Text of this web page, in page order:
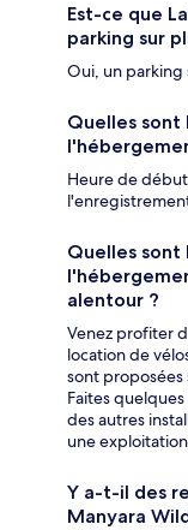
Est-ce que
parking sur
Oui, un parking
Quelles
Heure de
Quelles sont
alentour ?
Venez profiter
location de
sont proposées
Faites
des autres
une
Y a-t-il des
Manyara